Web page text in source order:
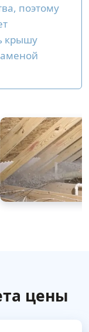
поэтому
крышу
цены